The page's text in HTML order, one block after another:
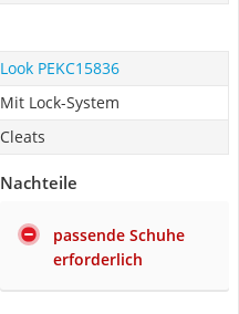
Look PEKC15836
Mit Lock-System
Cleats
Nachteile
passende Schuhe
erforderlich